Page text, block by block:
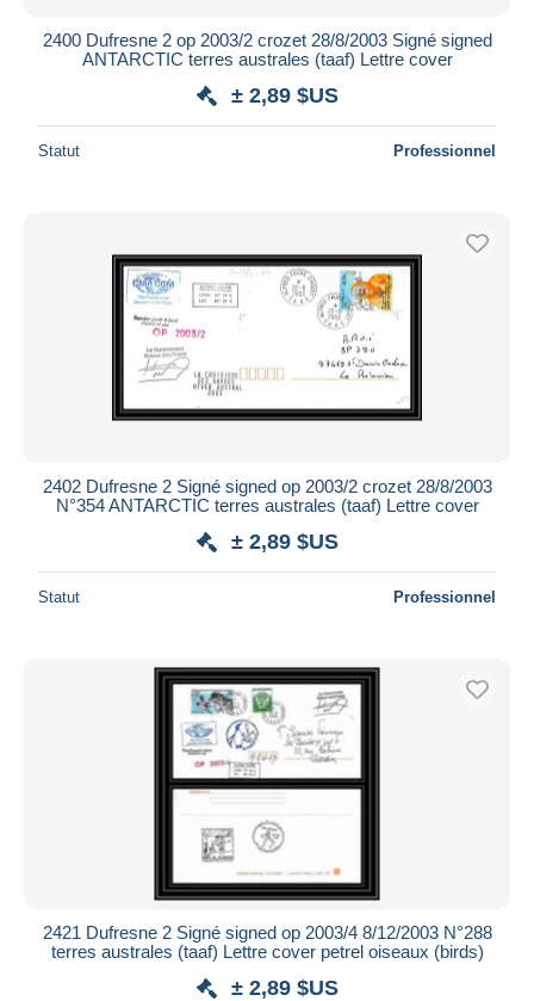
2400 Dufresne 2 op 2003/2 crozet 28/8/2003 Signé signed
ANTARCTIC terres australes (taaf) Lettre cover
± 2,89 $US
Statut Professionnel
2402 Dufresne 2 Signé signed op 2003/2 crozet 28/8/2003
N°354 ANTARCTIC terres australes (taaf) Lettre cover
± 2,89 $US
Statut Professionnel
2421 Dufresne 2 Signé signed op 2003/4 8/12/2003 N°288
terres australes (taaf) Lettre cover petrel oiseaux (birds)
± 2,89 $US